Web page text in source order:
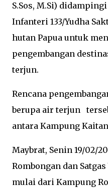
S.Sos, M.Si)
Infanteri 133/Yudha
hutan Papua untuk
pengembangan
terjun.
Rencana
berupa air terjun
antara Kampung
Maybrat, Senin 19/02/
Rombongan dan
mulai dari Kampung